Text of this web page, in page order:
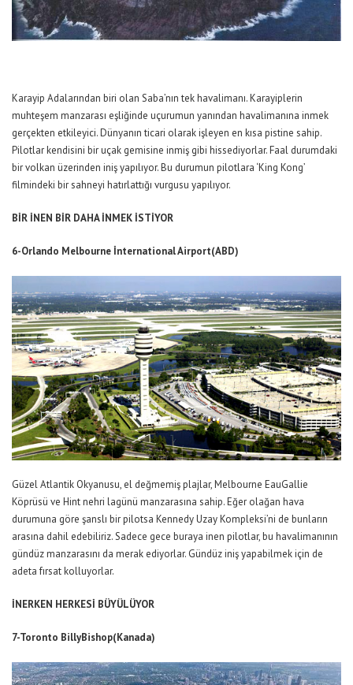
Karayip Adalarından biri olan Saba’nın tek havalimanı. Karayiplerin
muhteşem manzarası eşliğinde uçurumun yanından havalimanına inmek
gerçekten etkileyici. Dünyanın ticari olarak işleyen en kısa pistine sahip.
Pilotlar kendisini bir uçak gemisine inmiş gibi hissediyorlar. Faal durumdaki
bir volkan üzerinden iniş yapılıyor. Bu durumun pilotlara ‘King Kong’
filmindeki bir sahneyi hatırlattığı vurgusu yapılıyor.
BİR İNEN BİR DAHA İNMEK İSTİYOR
6-Orlando Melbourne İnternational Airport(ABD)
Güzel Atlantik Okyanusu, el değmemiş plajlar, Melbourne EauGallie
Köprüsü ve Hint nehri lagünü manzarasına sahip. Eğer olağan hava
durumuna göre şanslı bir pilotsa Kennedy Uzay Kompleksi’ni de bunların
arasına dahil edebiliriz. Sadece gece buraya inen pilotlar, bu havalimanının
gündüz manzarasını da merak ediyorlar. Gündüz iniş yapabilmek için de
adeta fırsat kolluyorlar.
İNERKEN HERKESİ BÜYÜLÜYOR
7-Toronto BillyBishop(Kanada)